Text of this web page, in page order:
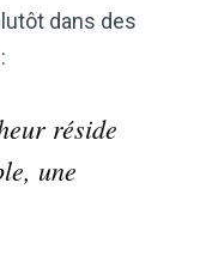
dans des
réside
une